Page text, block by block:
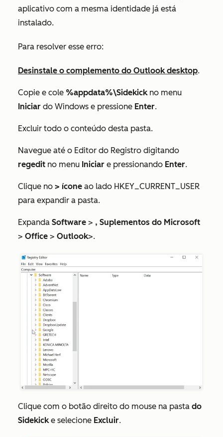
aplicativo com a mesma identidade já está
instalado.
Para resolver esse erro:
Desinstale o complemento do Outlook desktop.
Copie e cole %appdata%\Sidekickno menu
Iniciar do Windows e pressione Enter.
Excluir todo o conteúdo desta pasta.
Navegue até o Editor do Registro digitando
regedit no menu Iniciar e pressionando Enter.
Clique no > ícone ao lado HKEY_CURRENT_USER
para expandir a pasta.
Expanda Software > , Suplementos do Microsoft
> Office > Outlook>.
Clique com o botão direito do mouse na pasta do
Sidekicke selecione Excluir.